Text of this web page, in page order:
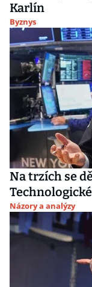
Karlín
Byznys
Na trzích se
Názory a analýzy